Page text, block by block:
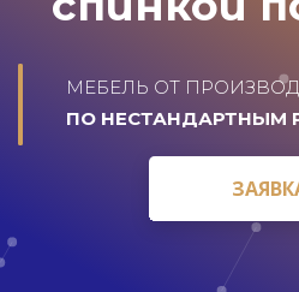
МЕБЕЛЬ ОТ
ПО НЕСТАНДАРТНЫМ